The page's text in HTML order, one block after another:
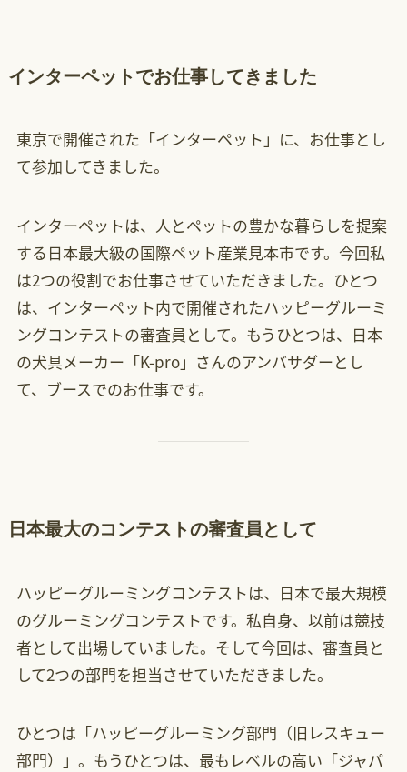
インターペットでお仕事してきました
東京で開催された「インターペット」に、お仕事とし
て参加してきました。
インターペットは、人とペットの豊かな暮らしを提案
する日本最大級の国際ペット産業見本市です。今回私
は2つの役割でお仕事させていただきました。ひとつ
は、インターペット内で開催されたハッピーグルーミ
ングコンテストの審査員として。もうひとつは、日本
の犬具メーカー「K-pro」さんのアンバサダーとし
て、ブースでのお仕事です。
日本最大のコンテストの審査員として
ハッピーグルーミングコンテストは、日本で最大規模
のグルーミングコンテストです。私自身、以前は競技
者として出場していました。そして今回は、審査員と
して2つの部門を担当させていただきました。
ひとつは「ハッピーグルーミング部門（旧レスキュー
部門）」。もうひとつは、最もレベルの高い「ジャパ